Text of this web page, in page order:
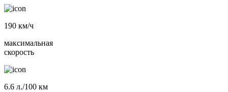
190 км/ч
максимальная
скорость
6.6 л./100 км